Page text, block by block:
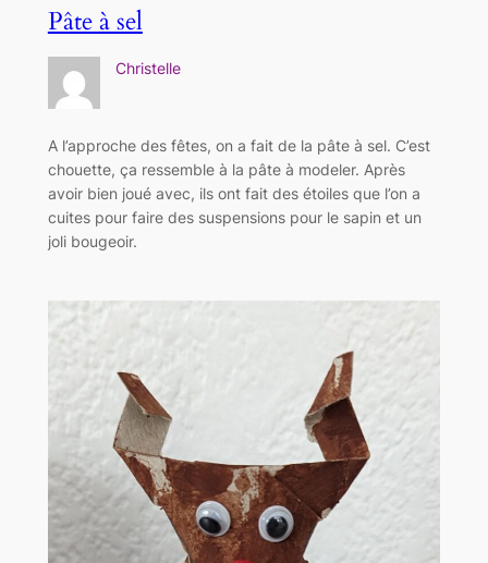
Pâte à sel
Christelle
A l’approche des fêtes, on a fait de la pâte à sel. C’est
chouette, ça ressemble à la pâte à modeler. Après
avoir bien joué avec, ils ont fait des étoiles que l’on a
cuites pour faire des suspensions pour le sapin et un
joli bougeoir.